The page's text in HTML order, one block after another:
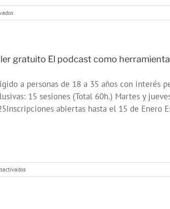
en
Campaña
Radio
#PrimaveraJoven2025
gratuito El podcast como
a personas de 18 a 35 años con interés
15 sesiones (Total 60h.) Martes y
abiertas hasta el 15 de Enero
en
Taller